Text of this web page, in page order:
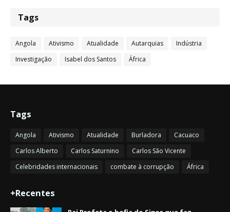
Tags
Angola Ativismo Atualidade Autarquias
Indústria
Investigação
Isabel dos Santos África
Tags
Angola Ativismo Atualidade Burladora
Cacuaco
Carlos Alberto
Carlos Saturnino
Carlos São Vicente
Celebridades internacionais
combate à corrupção África
+Recentes